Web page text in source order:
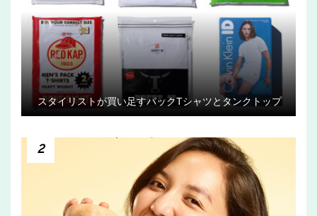
スタイリストが買い足すパックTシャツとタンクトップ
2